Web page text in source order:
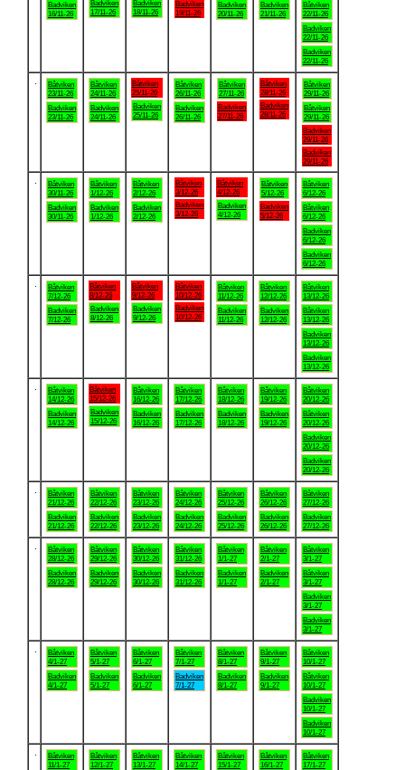
Badviken
16/11-26
Badviken
17/11-26
Badviken
18/11-26
Badviken
19/11-26
Badviken
20/11-26
Badviken
21/11-26
Båtviken
22/11-26
Badviken
22/11-26
Badviken
22/11-26
Båtviken
23/11-26
Badviken
23/11-26
Båtviken
24/11-26
Badviken
24/11-26
Båtviken
25/11-26
Badviken
25/11-26
Båtviken
26/11-26
Badviken
26/11-26
Båtviken
27/11-26
Badviken
27/11-26
Båtviken
28/11-26
Badviken
28/11-26
Båtviken
29/11-26
Båtviken
29/11-26
Badviken
29/11-26
Badviken
29/11-26
Båtviken
30/11-26
Badviken
30/11-26
Båtviken
1/12-26
Badviken
1/12-26
Båtviken
2/12-26
Badviken
2/12-26
Båtviken
3/12-26
Badviken
3/12-26
Båtviken
4/12-26
Badviken
4/12-26
Båtviken
5/12-26
Badviken
5/12-26
Båtviken
6/12-26
Båtviken
6/12-26
Badviken
6/12-26
Badviken
6/12-26
Båtviken
7/12-26
Badviken
7/12-26
Båtviken
8/12-26
Badviken
8/12-26
Båtviken
9/12-26
Badviken
9/12-26
Båtviken
10/12-26
Badviken
10/12-26
Båtviken
11/12-26
Badviken
11/12-26
Båtviken
12/12-26
Badviken
12/12-26
Båtviken
13/12-26
Båtviken
13/12-26
Badviken
13/12-26
Badviken
13/12-26
Båtviken
14/12-26
Badviken
14/12-26
Båtviken
15/12-26
Badviken
15/12-26
Båtviken
16/12-26
Badviken
16/12-26
Båtviken
17/12-26
Badviken
17/12-26
Båtviken
18/12-26
Badviken
18/12-26
Båtviken
19/12-26
Badviken
19/12-26
Båtviken
20/12-26
Båtviken
20/12-26
Badviken
20/12-26
Badviken
20/12-26
Båtviken
21/12-26
Badviken
21/12-26
Båtviken
22/12-26
Badviken
22/12-26
Båtviken
23/12-26
Badviken
23/12-26
Båtviken
24/12-26
Badviken
24/12-26
Båtviken
25/12-26
Badviken
25/12-26
Båtviken
26/12-26
Badviken
26/12-26
Båtviken
27/12-26
Badviken
27/12-26
Båtviken
28/12-26
Badviken
28/12-26
Båtviken
29/12-26
Badviken
29/12-26
Båtviken
30/12-26
Badviken
30/12-26
Båtviken
31/12-26
Badviken
31/12-26
Båtviken
1/1-27
Badviken
1/1-27
Båtviken
2/1-27
Badviken
2/1-27
Båtviken
3/1-27
Båtviken
3/1-27
Badviken
3/1-27
Badviken
3/1-27
Båtviken
4/1-27
Badviken
4/1-27
Båtviken
5/1-27
Badviken
5/1-27
Båtviken
6/1-27
Badviken
6/1-27
Båtviken
7/1-27
Badviken
7/1-27
Båtviken
8/1-27
Badviken
8/1-27
Båtviken
9/1-27
Badviken
9/1-27
Båtviken
10/1-27
Båtviken
10/1-27
Badviken
10/1-27
Badviken
10/1-27
Båtviken
11/1-27
Båtviken
12/1-27
Båtviken
13/1-27
Båtviken
14/1-27
Båtviken
15/1-27
Båtviken
16/1-27
Båtviken
17/1-27